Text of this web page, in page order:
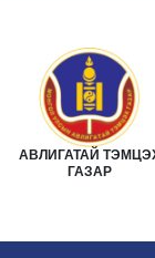
АВЛИГАТАЙ
ГАЗАР